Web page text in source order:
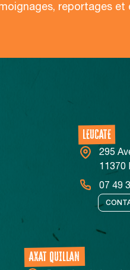
reportages et
LEUCATE
295
11370
07 49
AXAT QUILLAN